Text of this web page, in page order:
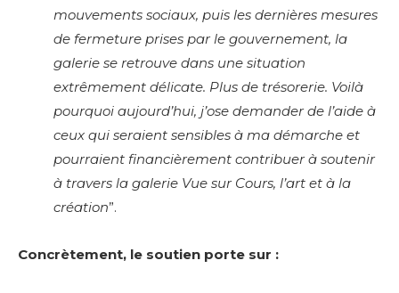
mouvements sociaux, puis les dernières mesures
de fermeture prises par le gouvernement, la
galerie se retrouve dans une situation
extrêmement délicate. Plus de trésorerie. Voilà
pourquoi aujourd’hui, j’ose demander de l’aide à
ceux qui seraient sensibles à ma démarche et
pourraient financièrement contribuer à soutenir
à travers la galerie Vue sur Cours, l’art et à la
création”.
Concrètement, le soutien porte sur :